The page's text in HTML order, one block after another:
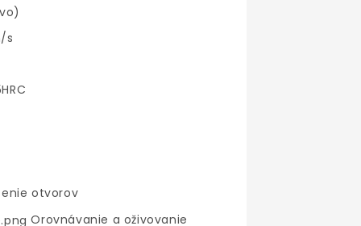
s
otvorov
Orovnávanie a oživovanie